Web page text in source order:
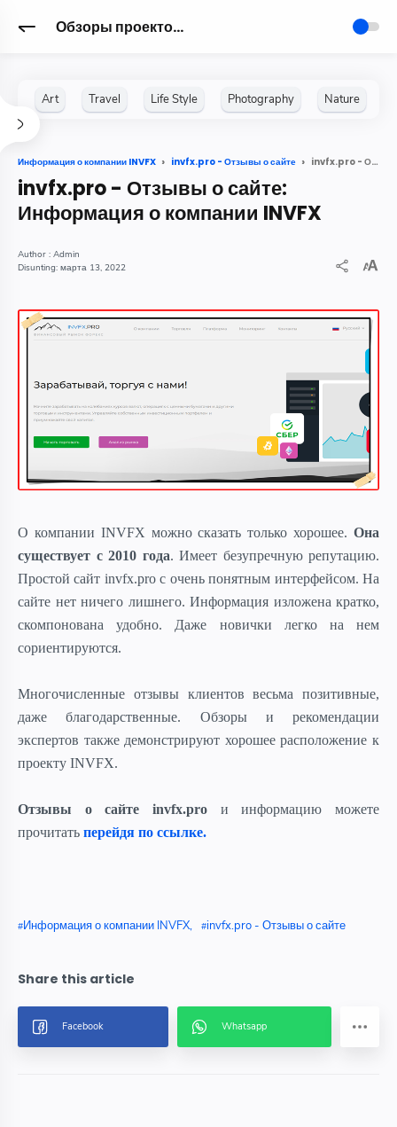
Обзоры проектов для Заработка в интернете
Информация о компании INVFX invfx.pro - Отзывы о сайте invfx.pro - Отзывы о сайте: Информация о компании INVFX
invfx.pro - Отзывы о сайте:
Информация о компании INVFX
Admin
марта 13, 2022
О компании INVFX можно сказать только хорошее. Она
существует с 2010 года. Имеет безупречную репутацию.
Простой сайт invfx.pro с очень понятным интерфейсом. На
сайте нет ничего лишнего. Информация изложена кратко,
скомпонована удобно. Даже новички легко на нем
сориентируются.
Многочисленные отзывы клиентов весьма позитивные,
даже благодарственные. Обзоры и рекомендации
экспертов также демонстрируют хорошее расположение к
проекту INVFX.
Отзывы о сайте invfx.pro и информацию можете
прочитать перейдя по ссылке.
Информация о компании INVFX invfx.pro - Отзывы о сайте